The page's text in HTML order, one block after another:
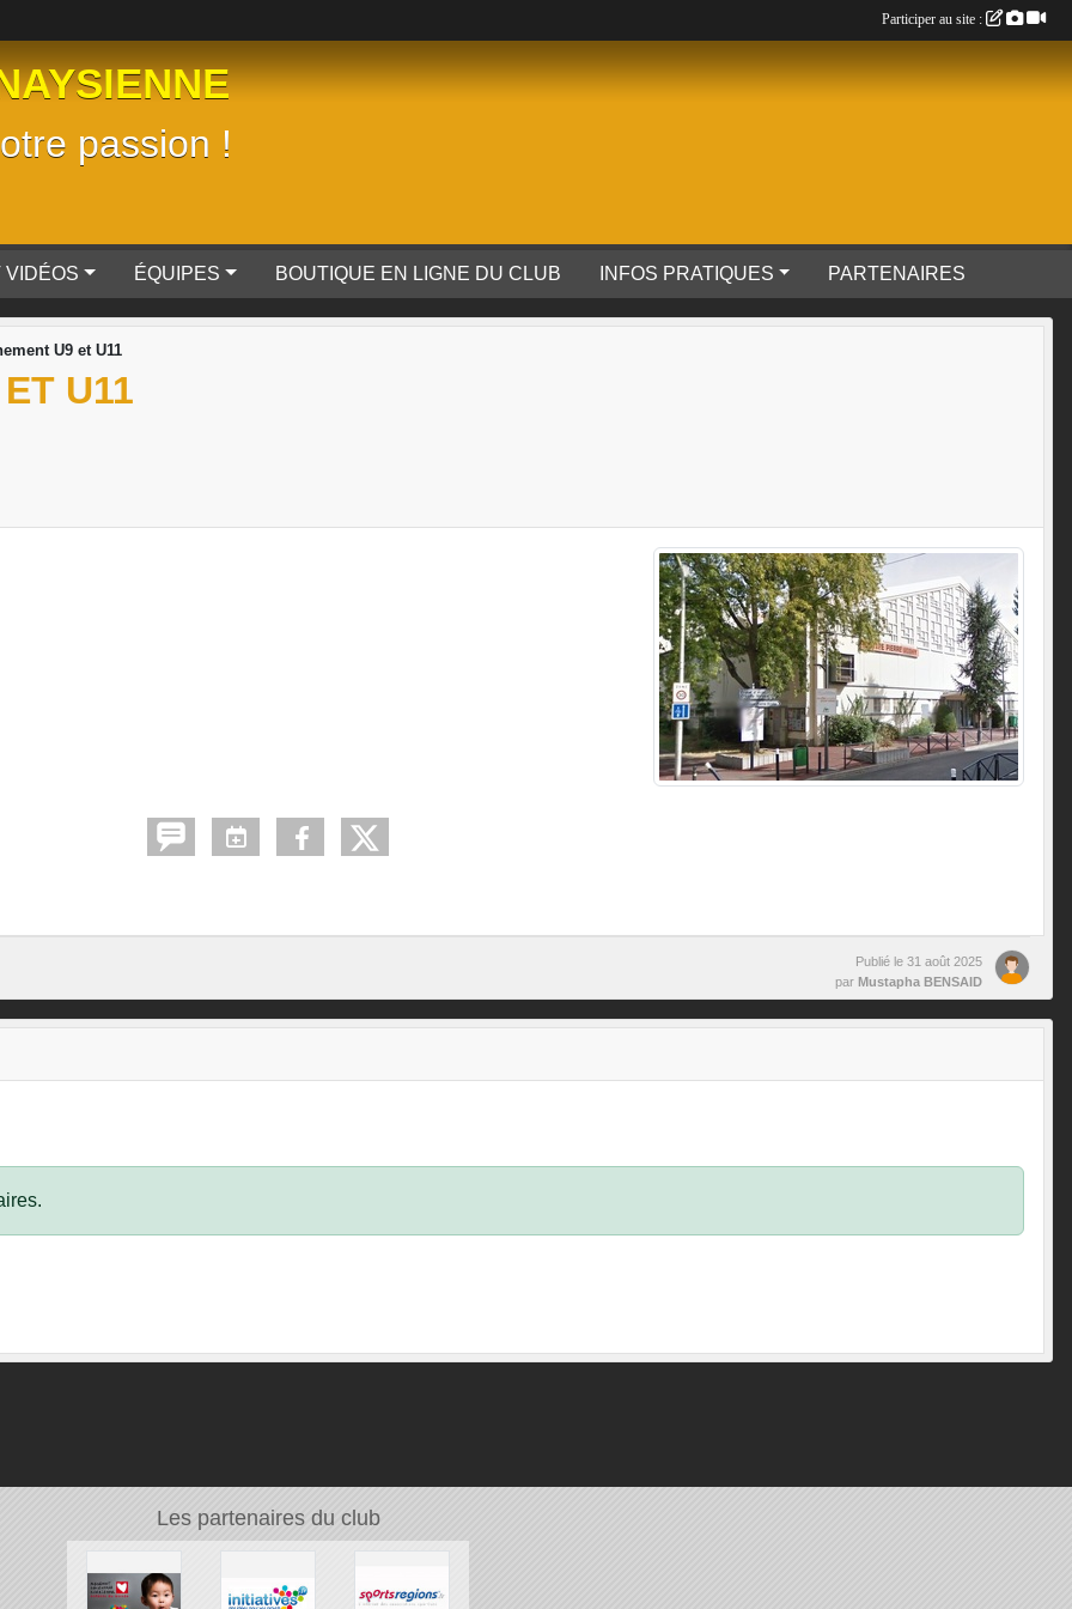
passion !
VIDÉOS ÉQUIPES BOUTIQUE EN LIGNE DU CLUB INFOS PRATIQUES PARTENAIRES
U9 et U11
U11
Publié le 31 août 2025
par Mustapha BENSAID
Les partenaires du club
Participer au site :